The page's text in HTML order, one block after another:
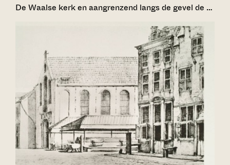
De Waalse kerk en aangrenzend langs de gevel de …